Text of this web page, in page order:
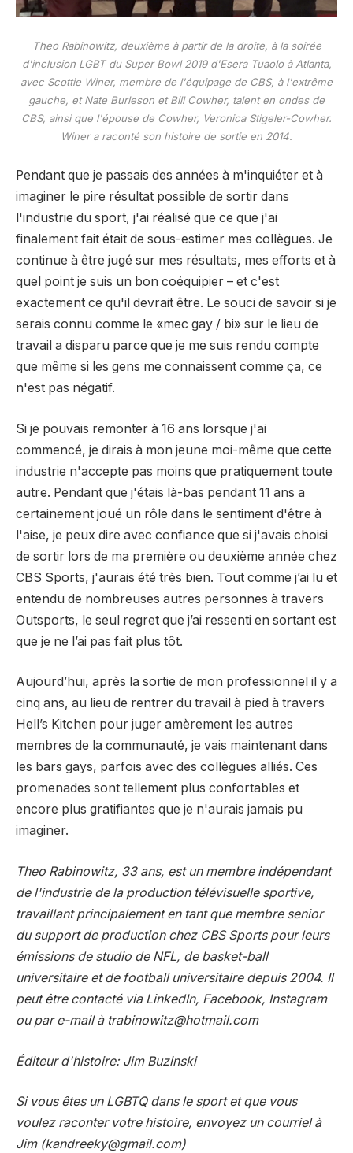
Theo Rabinowitz, deuxième à partir de la droite, à la soirée
d'inclusion LGBT du Super Bowl 2019 d'Esera Tuaolo à Atlanta,
avec Scottie Winer, membre de l'équipage de CBS, à l'extrême
gauche, et Nate Burleson et Bill Cowher, talent en ondes de
CBS, ainsi que l'épouse de Cowher, Veronica Stigeler-Cowher.
Winer a raconté son histoire de sortie en 2014.
Pendant que je passais des années à m'inquiéter et à
imaginer le pire résultat possible de sortir dans
l'industrie du sport, j'ai réalisé que ce que j'ai
finalement fait était de sous-estimer mes collègues. Je
continue à être jugé sur mes résultats, mes efforts et à
quel point je suis un bon coéquipier – et c'est
exactement ce qu'il devrait être. Le souci de savoir si je
serais connu comme le «mec gay / bi» sur le lieu de
travail a disparu parce que je me suis rendu compte
que même si les gens me connaissent comme ça, ce
n'est pas négatif.
Si je pouvais remonter à 16 ans lorsque j'ai
commencé, je dirais à mon jeune moi-même que cette
industrie n'accepte pas moins que pratiquement toute
autre. Pendant que j'étais là-bas pendant 11 ans a
certainement joué un rôle dans le sentiment d'être à
l'aise, je peux dire avec confiance que si j'avais choisi
de sortir lors de ma première ou deuxième année chez
CBS Sports, j'aurais été très bien. Tout comme j’ai lu et
entendu de nombreuses autres personnes à travers
Outsports, le seul regret que j’ai ressenti en sortant est
que je ne l’ai pas fait plus tôt.
Aujourd’hui, après la sortie de mon professionnel il y a
cinq ans, au lieu de rentrer du travail à pied à travers
Hell’s Kitchen pour juger amèrement les autres
membres de la communauté, je vais maintenant dans
les bars gays, parfois avec des collègues alliés. Ces
promenades sont tellement plus confortables et
encore plus gratifiantes que je n'aurais jamais pu
imaginer.
Theo Rabinowitz, 33 ans, est un membre indépendant
de l'industrie de la production télévisuelle sportive,
travaillant principalement en tant que membre senior
du support de production chez CBS Sports pour leurs
émissions de studio de NFL, de basket-ball
universitaire et de football universitaire depuis 2004. Il
peut être contacté via LinkedIn, Facebook, Instagram
ou par e-mail à trabinowitz@hotmail.com
Éditeur d'histoire: Jim Buzinski
Si vous êtes un LGBTQ dans le sport et que vous
voulez raconter votre histoire, envoyez un courriel à
Jim (kandreeky@gmail.com)